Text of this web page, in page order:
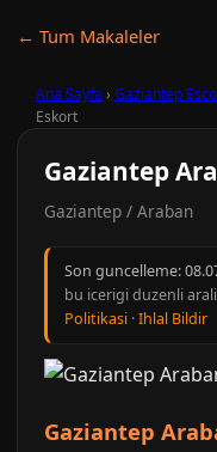
← Tum Makaleler
Ana Sayfa › Gaziantep
Eskort
Gaziantep
Gaziantep / Araban
Son guncelleme:
bu icerigi duzenli
Politikasi ·Ihlal Bildir
Gaziantep